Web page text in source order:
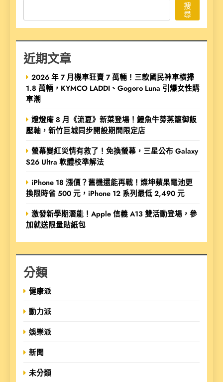
搜
尋
近期文章
2026 年 7 月機車狂賣 7 萬輛！三款國民神車橫掃
1.8 萬輛，KYMCO LADDI、Gogoro Luna 引爆女性購
車潮
燈燈庵 8 月《流夏》新菜登場！鰻魚牛蒡蒸籠御飯
壓軸，新竹巨城同步開設期間限定店
螢幕變紅災情有救了！免換螢幕，三星公布 Galaxy
S26 Ultra 軟體校準解法
iPhone 18 漲價？舊機還能再戰！燦坤蘋果電池更
換限時省 500 元，iPhone 12 系列最低 2,490 元
激發新學期潛能！Apple 信義 A13 雙活動登場，參
加就送限量貼紙包
分類
健康派
動力派
娛樂派
新聞
未分類